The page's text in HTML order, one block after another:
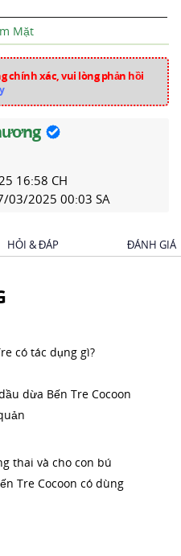
Mặt
chính xác, vui lòng phản hồi
16:58 CH
03/2025 00:03 SA
HỎI & ĐÁP ĐÁNH GIÁ
có tác dụng gì?
dừa Bến Tre Cocoon
thai và cho con bú
Tre Cocoon có dùng